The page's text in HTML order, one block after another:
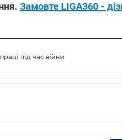
Замовте LIGA360 -
під час війни